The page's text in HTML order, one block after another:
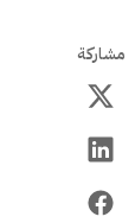
مشاركة